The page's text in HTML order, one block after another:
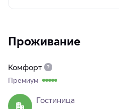
Проживание
Комфорт
Премиум
Гостиница